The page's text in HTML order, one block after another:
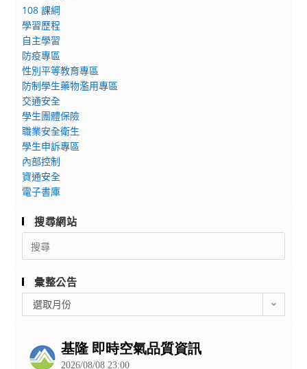
108 課綱
學習歷程
自主學習
防疫專區
性別平等教育專區
防制學生藥物濫用專區
交通安全
學生團體保險
職業安全衛生
學生申訴專區
內部控制
資通安全
電子書庫
搜尋網站
Search
for:
彙整公告
整
選取月份